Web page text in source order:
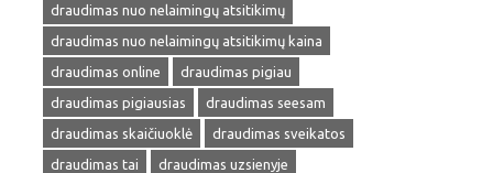
draudimas nuo nelaimingų atsitikimų
draudimas nuo nelaimingų atsitikimų kaina
draudimas online
draudimas pigiau
draudimas pigiausias
draudimas seesam
draudimas skaičiuoklė
draudimas sveikatos
draudimas tai
draudimas uzsienyje